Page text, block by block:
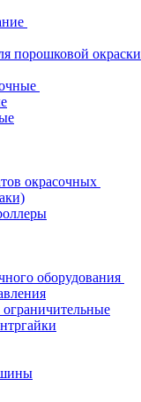
порошковой окраски
окрасочных
оборудования